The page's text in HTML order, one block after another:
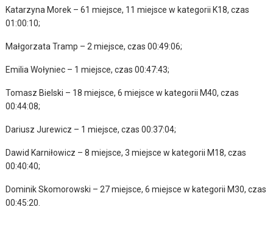
Katarzyna Morek – 61 miejsce, 11 miejsce w kategorii K18, czas
01:00:10;
Małgorzata Tramp – 2 miejsce, czas 00:49:06;
Emilia Wołyniec – 1 miejsce, czas 00:47:43;
Tomasz Bielski – 18 miejsce, 6 miejsce w kategorii M40, czas
00:44:08;
Dariusz Jurewicz – 1 miejsce, czas 00:37:04;
Dawid Karniłowicz – 8 miejsce, 3 miejsce w kategorii M18, czas
00:40:40;
Dominik Skomorowski – 27 miejsce, 6 miejsce w kategorii M30, czas
00:45:20.